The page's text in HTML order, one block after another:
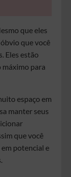
que eles
que você
Eles estão
máximo para
espaço em
manter seus
que você
potencial e